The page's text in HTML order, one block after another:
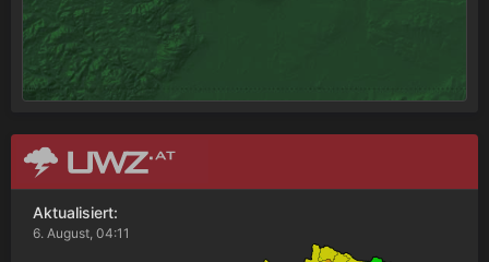
Aktualisiert:
6. August, 04:11